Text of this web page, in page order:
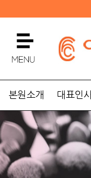
본원소개 대표인